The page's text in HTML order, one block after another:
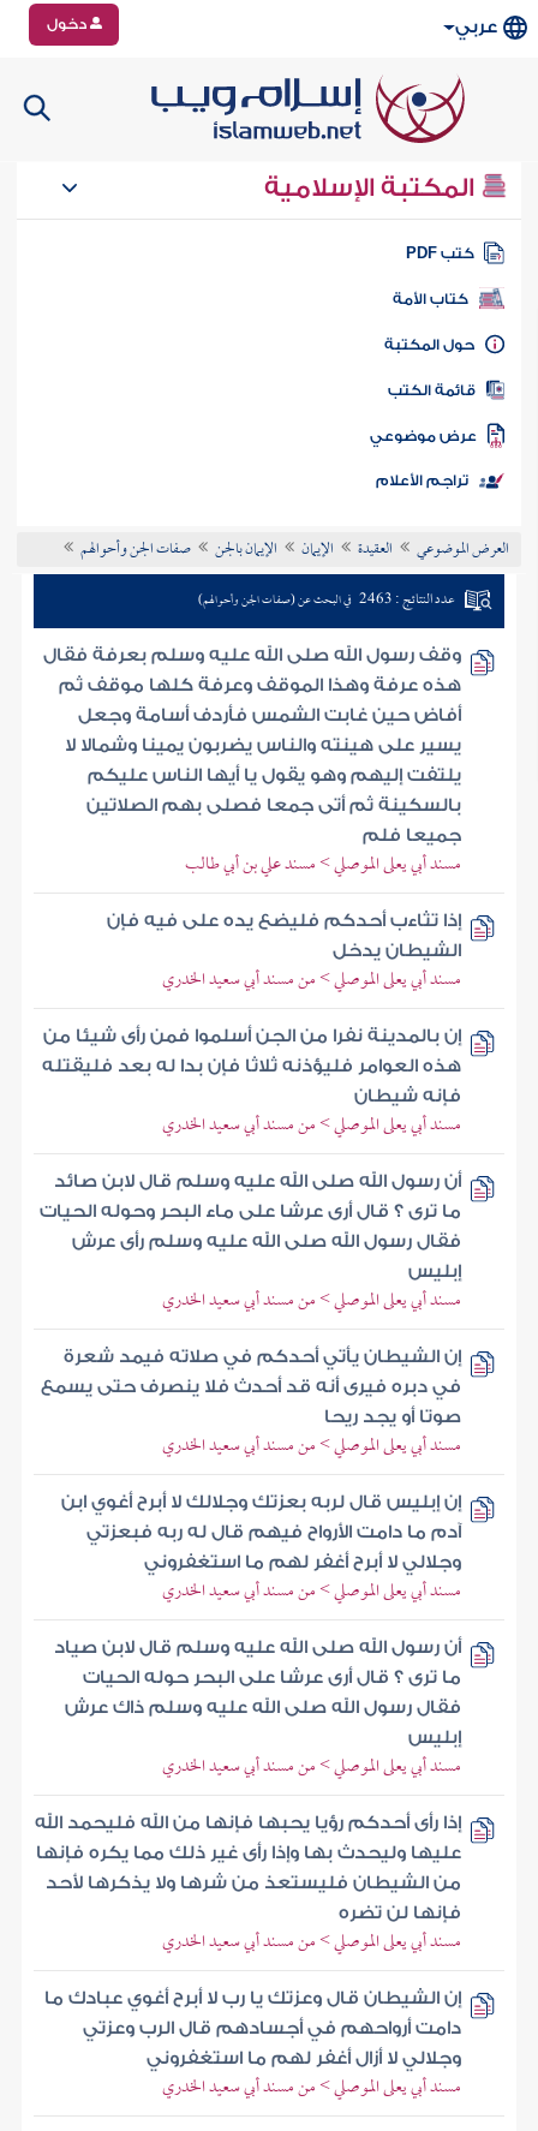
عربي دخول
المكتبة الإسلامية
كتب PDF
كتاب الأمة
المكتبة
الكتب
موضوعي
تراجم الأعلام
العرض الموضوعي العقيدة الإيمان الإيمان بالجن صفات الجن وأحوالهم
عدد النتائج : 2463 في البحث عن (صفات الجن وأحوالهم)
وقف رسول الله صلى الله عليه وسلم بعرفة فقال
هذه عرفة وهذا الموقف وعرفة كلها موقف ثم
أفاض حين غابت الشمس فأردف أسامة وجعل
يسير على هينته والناس يضربون يمينا وشمالا لا
يلتفت إليهم وهو يقول يا أيها الناس عليكم
بالسكينة ثم أتى جمعا فصلى بهم الصلاتين
جميعا فلم
مسند أبي يعلى الموصلي > مسند علي بن أبي طالب
إذا تثاءب أحدكم فليضع يده على فيه فإن
الشيطان يدخل
مسند أبي يعلى الموصلي > من مسند أبي سعيد الخدري
إن بالمدينة نفرا من الجن أسلموا فمن رأى شيئا من
هذه العوامر فليؤذنه ثلاثا فإن بدا له بعد فليقتله
فإنه شيطان
مسند أبي يعلى الموصلي > من مسند أبي سعيد الخدري
أن رسول الله صلى الله عليه وسلم قال لابن صائد
ما ترى ؟ قال أرى عرشا على ماء البحر وحوله الحيات
فقال رسول الله صلى الله عليه وسلم رأى عرش
إبليس
مسند أبي يعلى الموصلي > من مسند أبي سعيد الخدري
إن الشيطان يأتي أحدكم في صلاته فيمد شعرة
في دبره فيرى أنه قد أحدث فلا ينصرف حتى يسمع
صوتا أو يجد ريحا
مسند أبي يعلى الموصلي > من مسند أبي سعيد الخدري
إن إبليس قال لربه بعزتك وجلالك لا أبرح أغوي ابن
آدم ما دامت الأرواح فيهم قال له ربه فبعزتي
وجلالي لا أبرح أغفر لهم ما استغفروني
مسند أبي يعلى الموصلي > من مسند أبي سعيد الخدري
أن رسول الله صلى الله عليه وسلم قال لابن صياد
ما ترى ؟ قال أرى عرشا على البحر حوله الحيات
فقال رسول الله صلى الله عليه وسلم ذاك عرش
إبليس
مسند أبي يعلى الموصلي > من مسند أبي سعيد الخدري
إذا رأى أحدكم رؤيا يحبها فإنها من الله فليحمد الله
عليها وليحدث بها وإذا رأى غير ذلك مما يكره فإنها
من الشيطان فليستعذ من شرها ولا يذكرها لأحد
فإنها لن تضره
مسند أبي يعلى الموصلي > من مسند أبي سعيد الخدري
إن الشيطان قال وعزتك يا رب لا أبرح أغوي عبادك ما
دامت أرواحهم في أجسادهم قال الرب وعزتي
وجلالي لا أزال أغفر لهم ما استغفروني
مسند أبي يعلى الموصلي > من مسند أبي سعيد الخدري